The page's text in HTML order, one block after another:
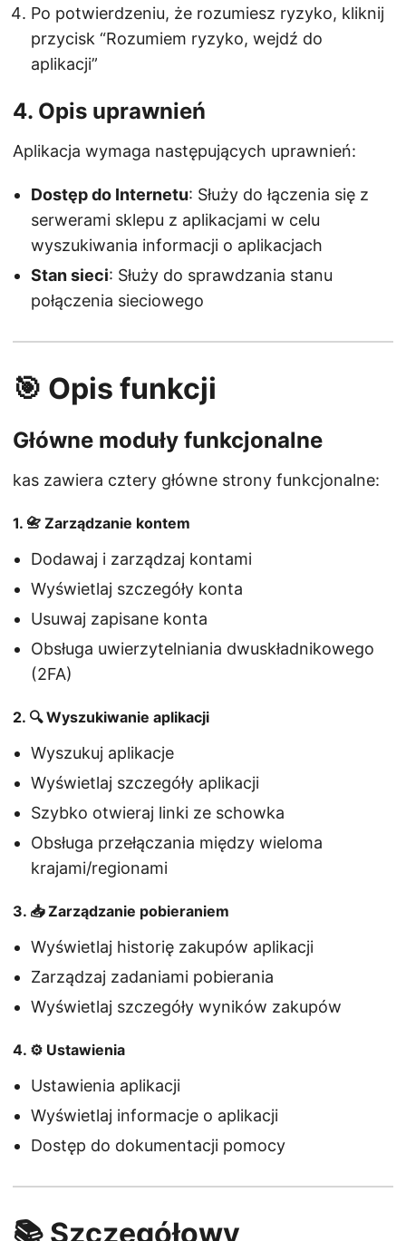
Po potwierdzeniu, że rozumiesz ryzyko, kliknij
przycisk “Rozumiem ryzyko, wejdź do
aplikacji”
4. Opis uprawnień
Aplikacja wymaga następujących uprawnień:
Dostęp do Internetu: Służy do łączenia się z
serwerami sklepu z aplikacjami w celu
wyszukiwania informacji o aplikacjach
Stan sieci: Służy do sprawdzania stanu
połączenia sieciowego
🎯 Opis funkcji
Główne moduły funkcjonalne
kas zawiera cztery główne strony funkcjonalne:
1. 📇 Zarządzanie kontem
Dodawaj i zarządzaj kontami
Wyświetlaj szczegóły konta
Usuwaj zapisane konta
Obsługa uwierzytelniania dwuskładnikowego
(2FA)
2. 🔍 Wyszukiwanie aplikacji
Wyszukuj aplikacje
Wyświetlaj szczegóły aplikacji
Szybko otwieraj linki ze schowka
Obsługa przełączania między wieloma
krajami/regionami
3. 📥 Zarządzanie pobieraniem
Wyświetlaj historię zakupów aplikacji
Zarządzaj zadaniami pobierania
Wyświetlaj szczegóły wyników zakupów
4. ⚙️ Ustawienia
Ustawienia aplikacji
Wyświetlaj informacje o aplikacji
Dostęp do dokumentacji pomocy
📚 Szczegółowy